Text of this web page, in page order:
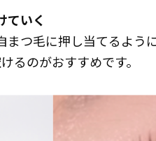
ていく
まつ毛に押し当てるよう
るのがおすすめです。